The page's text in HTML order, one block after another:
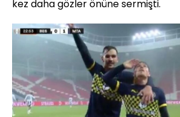
kez daha gözler önüne sermişti.